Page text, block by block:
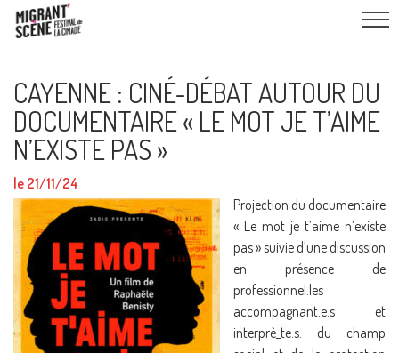
CAYENNE : CINÉ-DÉBAT AUTOUR DU
DOCUMENTAIRE « LE MOT JE T’AIME
N’EXISTE PAS »
le 21/11/24
Projection du documentaire
« Le mot je t’aime n’existe
pas » suivie d’une discussion
en présence de
professionnel.les
accompagnant.e.s et
interprè_te.s. du champ